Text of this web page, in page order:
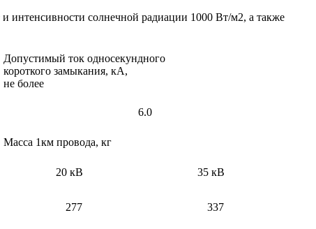
интенсивности солнечной радиации 1000 Вт/м2, а также
Допустимый ток односекундного
короткого замыкания, кА,
не более
6.0
Масса 1км провода, кг
20 кВ 35 кВ
277 337